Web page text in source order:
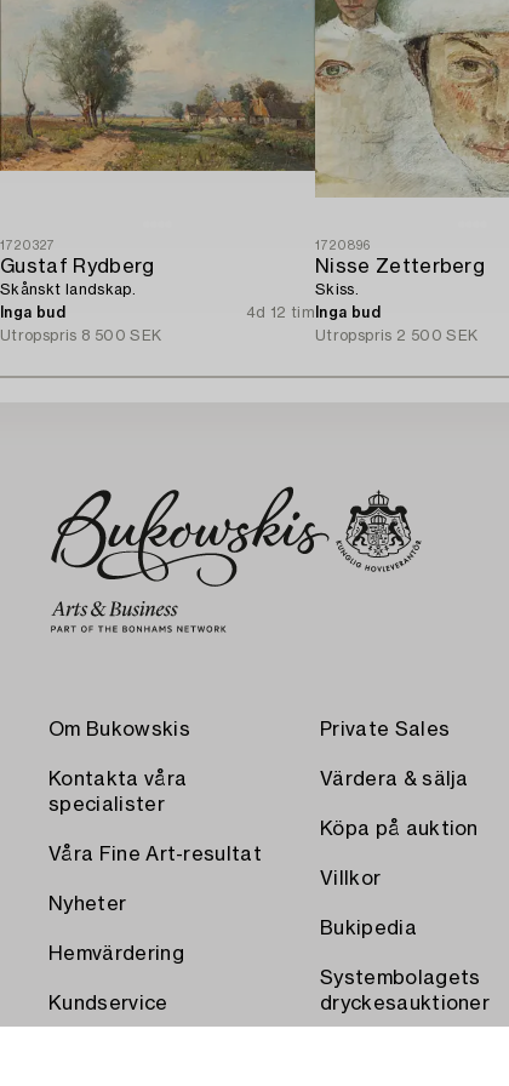
1720327
Gustaf Rydberg
Skånskt landskap.
Inga bud
4d 12 tim
Utropspris 8 500 SEK
1720896
Nisse Zetterberg
Skiss.
Inga bud
Utropspris 2 500 SEK
Om Bukowskis
Kontakta våra
specialister
Våra Fine Art-resultat
Nyheter
Hemvärdering
Kundservice
Private Sales
Värdera & sälja
Köpa på auktion
Villkor
Bukipedia
Systembolagets
dryckesauktioner